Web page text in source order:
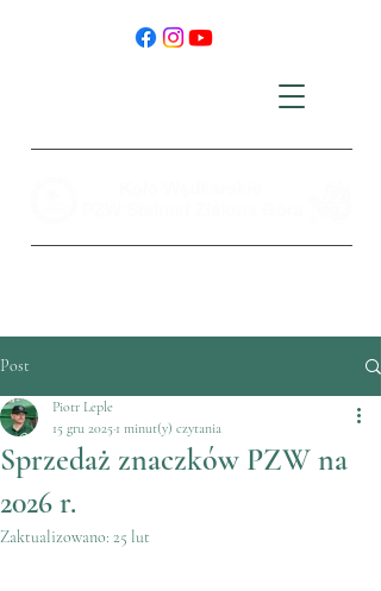
Post
Sprzedaż znaczków PZW na
2026 r.
Piotr Leple
15 gru 2025 1 minut(y) czytania
Zaktualizowano: 25 lut